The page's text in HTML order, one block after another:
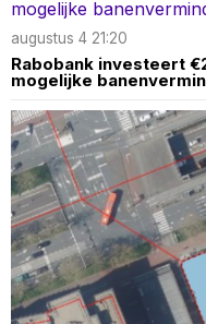
augustus 4 21:20
Rabobank investeert
mogelijke